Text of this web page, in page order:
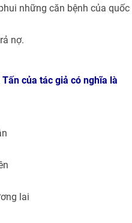
những căn bệnh của
nợ.
Tấn của tác giả có nghĩa là
lai